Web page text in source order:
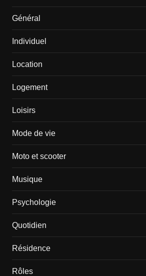
Général
Individuel
Location
Logement
Loisirs
Mode de vie
Moto et scooter
Musique
Psychologie
Quotidien
Résidence
Rôles